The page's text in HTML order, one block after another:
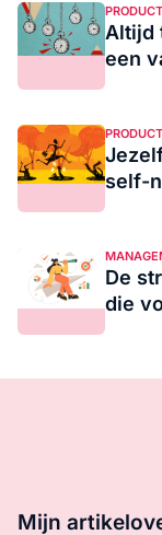
Altijd
een
self-
De
die
Mijn